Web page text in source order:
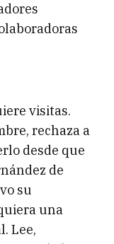
visitas.
rechaza a
desde que
de
su
una
Lee,